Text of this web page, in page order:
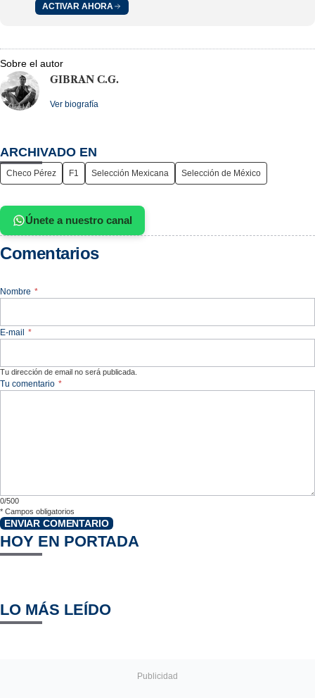
ACTIVAR AHORA
Sobre el autor
GIBRAN C.G.
Ver biografía
ARCHIVADO EN
Checo Pérez F1 Selección Mexicana Selección de México
Únete a nuestro canal
Comentarios
Nombre *
E-mail *
Tu dirección de email no será publicada.
Tu comentario *
0/500
* Campos obligatorios
ENVIAR COMENTARIO
HOY EN PORTADA
LO MÁS LEÍDO